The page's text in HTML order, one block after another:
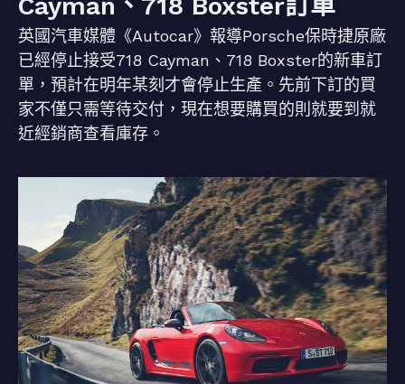
英國汽車媒體《Autocar》報導Porsche保時捷原廠
已經停止接受718 Cayman、718 Boxster的新車訂
單，預計在明年某刻才會停止生產。先前下訂的買
家不僅只需等待交付，現在想要購買的則就要到就
近經銷商查看庫存。